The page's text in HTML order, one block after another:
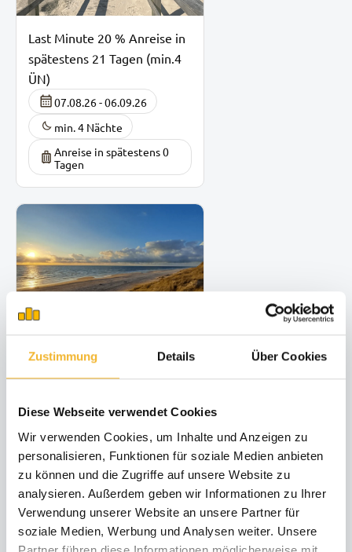
Zustimmung Details Über Cookies
Diese Webseite verwendet Cookies
Wir verwenden Cookies, um Inhalte und Anzeigen zu
personalisieren, Funktionen für soziale Medien anbieten
zu können und die Zugriffe auf unsere Website zu
analysieren. Außerdem geben wir Informationen zu Ihrer
Verwendung unserer Website an unsere Partner für
soziale Medien, Werbung und Analysen weiter. Unsere
Last Minute 20 % Anreise in
spätestens 21 Tagen (min.4
ÜN)
07.08.26 - 06.09.26
min. 4 Nächte
Anreise in spätestens 0
Tagen
14 Tage bleiben, 11 bezahlen